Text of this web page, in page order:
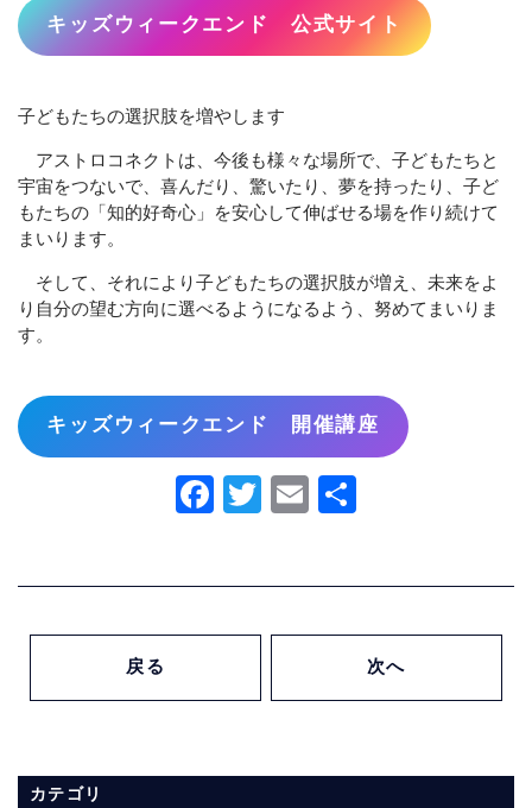
キッズウィークエンド 公式サイト
子どもたちの選択肢を増やします
アストロコネクトは、今後も様々な場所で、子どもたちと
宇宙をつないで、喜んだり、驚いたり、夢を持ったり、子ど
もたちの「知的好奇心」を安心して伸ばせる場を作り続けて
まいります。
そして、それにより子どもたちの選択肢が増え、未来をよ
り自分の望む方向に選べるようになるよう、努めてまいりま
す。
キッズウィークエンド 開催講座
Facebook
Twitter
Email
戻る 次へ
カテゴリ